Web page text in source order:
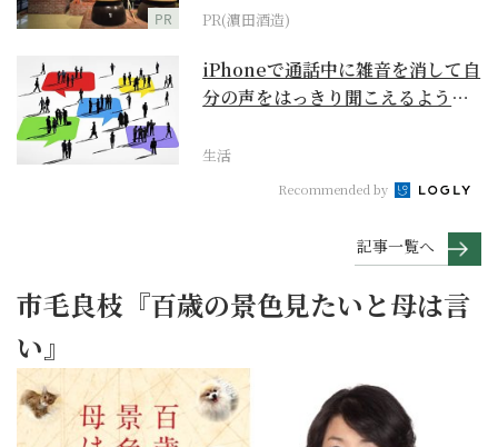
PR PR(濵田酒造)
iPhoneで通話中に雑音を消して自
分の声をはっきり聞こえるように
生活
Recommended by
記事一覧へ
市毛良枝『百歳の景色見たいと母は言
い』